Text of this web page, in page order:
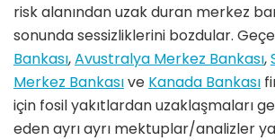
risk alanından uzak duran merkez
sonunda sessizliklerini bozdular.
Bankası,Avustralya Merkez Bankası,
Merkez Bankasıve Kanada Bankası
için fosil yakıtlardan uzaklaşmaları
eden ayrı ayrı mektuplar/analizler